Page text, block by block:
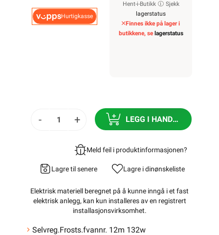
Hurtigkasse
Hent-i-Butikk
Sjekk
lagerstatus
Finnes ikke på lager i
butikkene, se lagerstatus
- + LEGG I HANDLEKURV
Meld feil i produktinformasjonen?
Lagre til senere Lagre i dinønskeliste
Elektrisk materiell beregnet på å kunne inngå i et fast
elektrisk anlegg, kan kun installeres av en registrert
installasjonsvirksomhet.
Selvreg.Frosts.fvannr. 12m 132w